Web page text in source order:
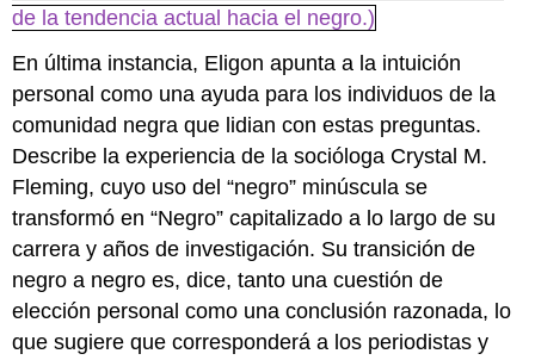
de la tendencia actual hacia el negro.)
En última instancia, Eligon apunta a la intuición
personal como una ayuda para los individuos de la
comunidad negra que lidian con estas preguntas.
Describe la experiencia de la socióloga Crystal M.
Fleming, cuyo uso del “negro” minúscula se
transformó en “Negro” capitalizado a lo largo de su
carrera y años de investigación. Su transición de
negro a negro es, dice, tanto una cuestión de
elección personal como una conclusión razonada, lo
que sugiere que corresponderá a los periodistas y